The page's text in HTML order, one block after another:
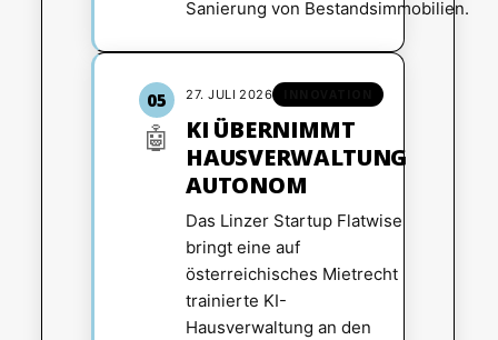
Sanierung von Bestandsimmobilien.
05
🤖
27. JULI 2026
KI ÜBERNIMMT
HAUSVERWALTUNG
AUTONOM
Das Linzer Startup Flatwise
bringt eine auf
österreichisches Mietrecht
trainierte KI-
Hausverwaltung an den